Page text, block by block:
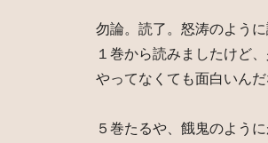
勿論。読了。怒涛のように
１巻から読みましたけど
やってなくても面白いん
５巻たるや、餓鬼のように